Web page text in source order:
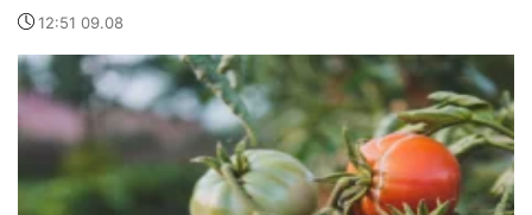
12:51 09.08